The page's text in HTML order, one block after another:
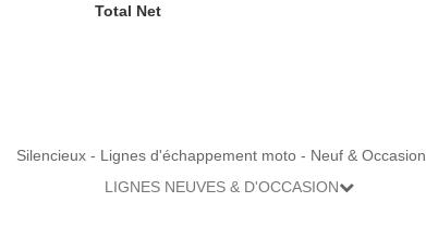
Total Net
Silencieux - Lignes d'échappement moto - Neuf & Occasion
LIGNES NEUVES & D'OCCASION